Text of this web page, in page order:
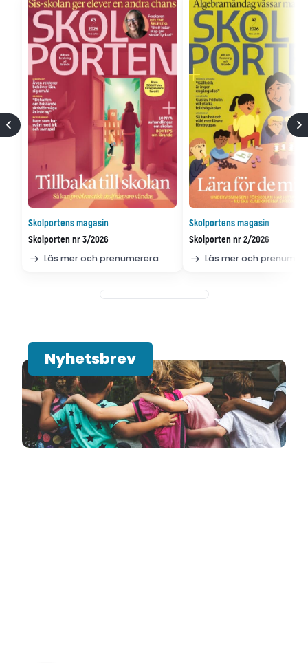
Skolportens magasin
Skolporten nr 3/2026
Läs mer och prenumerera
Skolportens magasin
Skolporten nr 2/2026
Läs mer och
Nyhetsbrev